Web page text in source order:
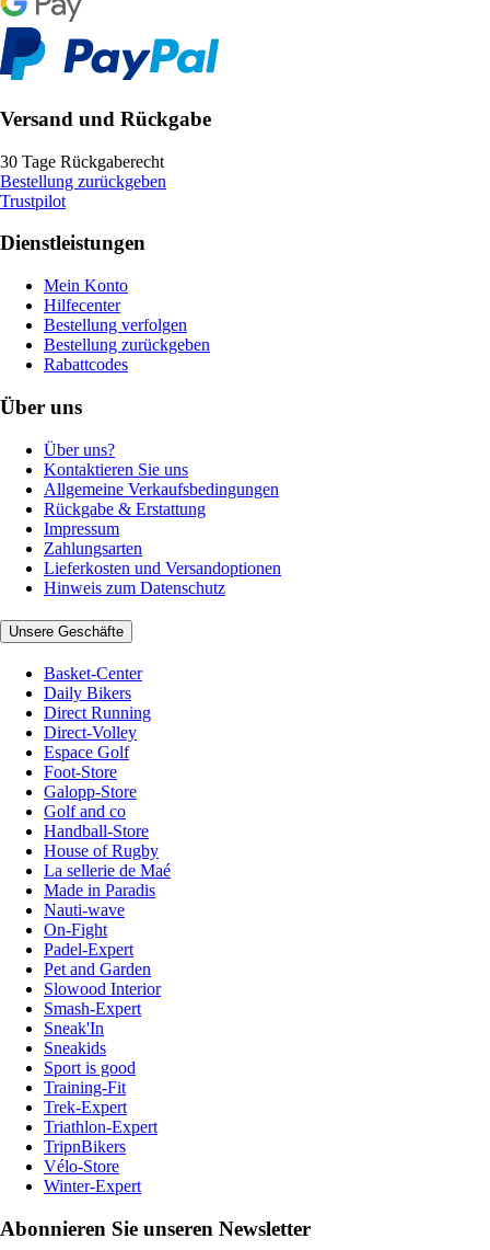
Versand und Rückgabe
30 Tage Rückgaberecht
Bestellung zurückgeben
Trustpilot
Dienstleistungen
Mein Konto
Hilfecenter
Bestellung verfolgen
Bestellung zurückgeben
Rabattcodes
Über uns
Über uns?
Kontaktieren Sie uns
Allgemeine Verkaufsbedingungen
Rückgabe & Erstattung
Impressum
Zahlungsarten
Lieferkosten und Versandoptionen
Hinweis zum Datenschutz
Unsere Geschäfte
Basket-Center
Daily Bikers
Direct Running
Direct-Volley
Espace Golf
Foot-Store
Galopp-Store
Golf and co
Handball-Store
House of Rugby
La sellerie de Maé
Made in Paradis
Nauti-wave
On-Fight
Padel-Expert
Pet and Garden
Slowood Interior
Smash-Expert
Sneak'In
Sneakids
Sport is good
Training-Fit
Trek-Expert
Triathlon-Expert
TripnBikers
Vélo-Store
Winter-Expert
Abonnieren Sie unseren Newsletter